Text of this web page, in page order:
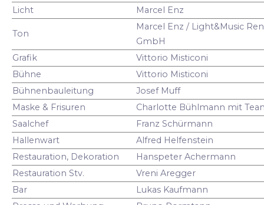
Licht
Marcel Enz
Ton
Marcel Enz / Light&Music
GmbH
Grafik
Vittorio Misticoni
Bühne
Vittorio Misticoni
Bühnenbauleitung
Josef Muff
Maske & Frisuren
Charlotte Bühlmann mit
Saalchef
Franz Schürmann
Hallenwart
Alfred Helfenstein
Restauration, Dekoration
Hanspeter Achermann
Restauration Stv.
Vreni Aregger
Bar
Lukas Kaufmann